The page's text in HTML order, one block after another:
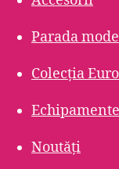
Parada
Colecția
Noutăți